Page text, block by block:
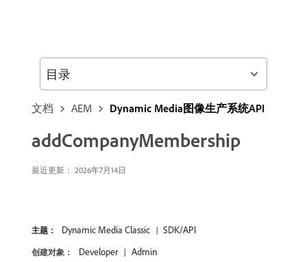
文档 AEM Dynamic Media图像生产系统API
addCompanyMembership
最近更新： 2026年7月14日
主题： Dynamic Media Classic SDK/API
创建对象： Developer Admin
目录